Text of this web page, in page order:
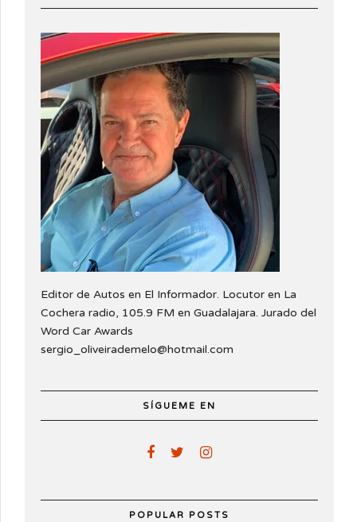
Editor de Autos en El Informador. Locutor en La
Cochera radio, 105.9 FM en Guadalajara. Jurado del
Word Car Awards
sergio_oliveirademelo@hotmail.com
SÍGUEME EN
POPULAR POSTS